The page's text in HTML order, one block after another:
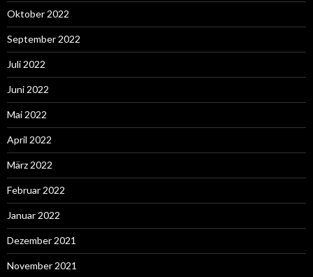
Oktober 2022
September 2022
Juli 2022
Juni 2022
Mai 2022
April 2022
März 2022
Februar 2022
Januar 2022
Dezember 2021
November 2021